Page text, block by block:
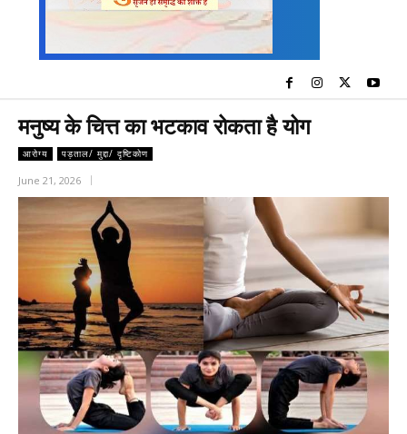
मनुष्य के चित्त का भटकाव रोकता है योग
आरोग्य पड़ताल/ मुद्दा/ दृष्टिकोण
June 21, 2026